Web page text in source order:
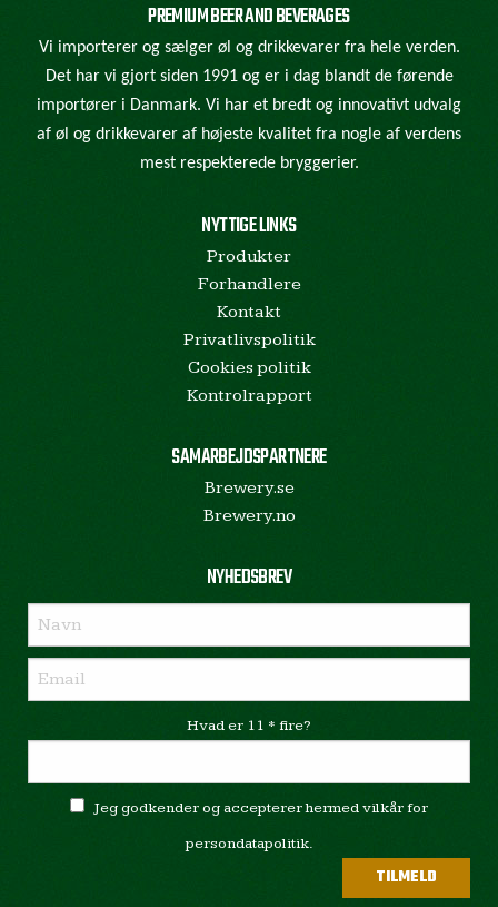
PREMIUM BEER AND BEVERAGES
Vi importerer og sælger øl og drikkevarer fra hele verden.
Det har vi gjort siden 1991 og er i dag blandt de førende
importører i Danmark. Vi har et bredt og innovativt udvalg
af øl og drikkevarer af højeste kvalitet fra nogle af verdens
mest respekterede bryggerier.
NYTTIGE LINKS
Produkter
Forhandlere
Kontakt
Privatlivspolitik
Cookies politik
Kontrolrapport
SAMARBEJDSPARTNERE
Brewery.se
Brewery.no
NYHEDSBREV
Hvad er 11 * fire?
Jeg godkender og accepterer hermed vilkår for
persondatapolitik.